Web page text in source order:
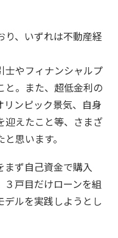
り、いずれは不動産経
士やフィナンシャルプ
と。また、超低金利の
リンピック景気、自身
迎えたこと等、さまざ
思います。
まず自己資金で購入
３戸目だけローンを組
ルを実践しようとし